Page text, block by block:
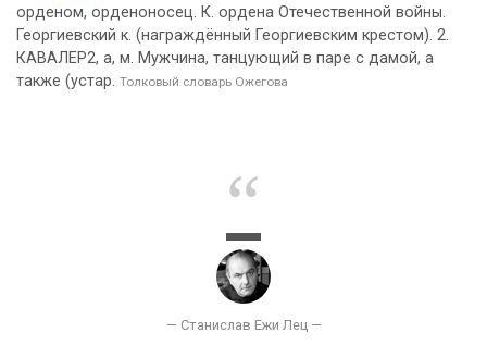
орденом, орденоносец. К. ордена Отечественной войны.
Георгиевский к. (награждённый Георгиевским крестом). 2.
КАВАЛЕР2, а, м. Мужчина, танцующий в паре с дамой, а
также (устар. Толковый словарь Ожегова